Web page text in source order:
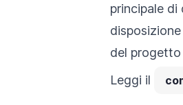
principale
del
Leggi il